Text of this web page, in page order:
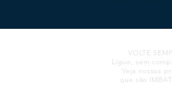
VOLTE
Ligue, sem
Veja nossos
que são